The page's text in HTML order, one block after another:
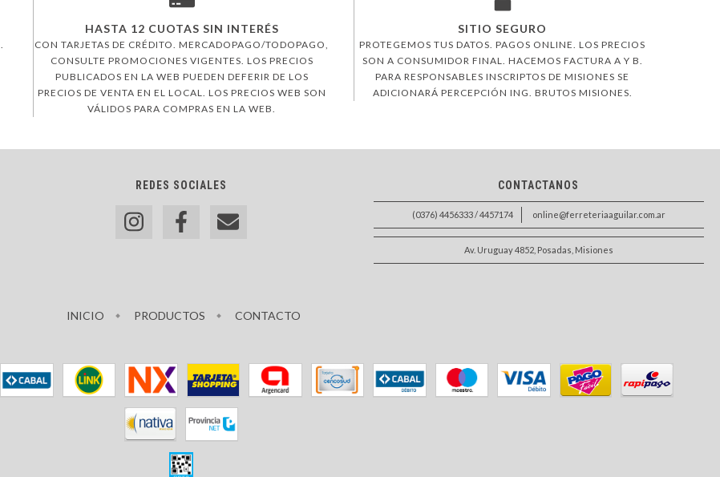
HASTA 12 CUOTAS SIN INTERÉS
CON TARJETAS DE CRÉDITO. MERCADOPAGO/TODOPAGO,
CONSULTE PROMOCIONES VIGENTES. LOS PRECIOS
PUBLICADOS EN LA WEB PUEDEN DEFERIR DE LOS
PRECIOS DE VENTA EN EL LOCAL. LOS PRECIOS WEB SON
VÁLIDOS PARA COMPRAS EN LA WEB.
SITIO SEGURO
PROTEGEMOS TUS DATOS. PAGOS ONLINE. LOS PRECIOS
SON A CONSUMIDOR FINAL. HACEMOS FACTURA A Y B.
PARA RESPONSABLES INSCRIPTOS DE MISIONES SE
ADICIONARÁ PERCEPCIÓN ING. BRUTOS MISIONES.
REDES SOCIALES CONTACTANOS
(0376) 4456333 / 4457174 online@ferreteriaaguilar.com.ar
Av. Uruguay 4852, Posadas, Misiones
INICIO PRODUCTOS CONTACTO